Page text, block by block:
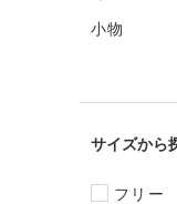
小物
サイズ
フリー